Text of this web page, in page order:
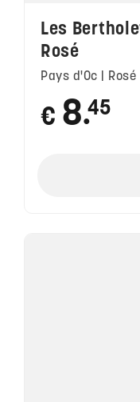
Les
Rosé
Pays d'Oc |
€ 8●
45